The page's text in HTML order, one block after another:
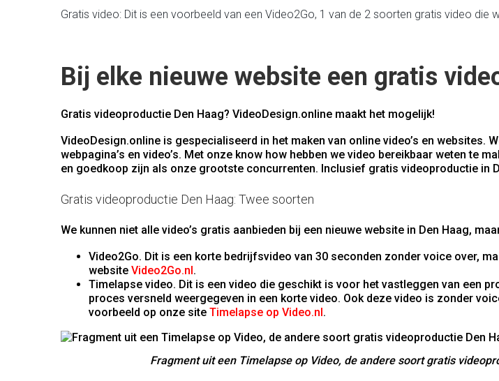
Gratis video: Dit is een voorbeeld van een Video2Go, 1 van de 2 soorten gratis video die
Bij elke nieuwe website een gratis
Gratis videoproductie Den Haag? VideoDesign.online maakt het mogelijk!
VideoDesign.online is gespecialiseerd in het maken van online video’s en websites.
webpagina’s en video’s. Met onze know how hebben we video bereikbaar weten te
en goedkoop zijn als onze grootste concurrenten. Inclusief gratis videoproductie in
Gratis videoproductie Den Haag: Twee soorten
We kunnen niet alle video’s gratis aanbieden bij een nieuwe website in Den Haag,
Video2Go. Dit is een korte bedrijfsvideo van 30 seconden zonder voice over,
website Video2Go.nl.
Timelapse video. Dit is een video die geschikt is voor het vastleggen van een
proces versneld weergegeven in een korte video. Ook deze video is zonder
voorbeeld op onze site Timelapse op Video.nl.
Fragment uit een Timelapse op Video, de andere soort gratis